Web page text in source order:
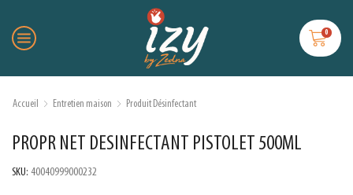
0
Accueil Entretien maison Produit Désinfectant
PROPR NET DESINFECTANT PISTOLET 500ML
SKU: 40040999000232